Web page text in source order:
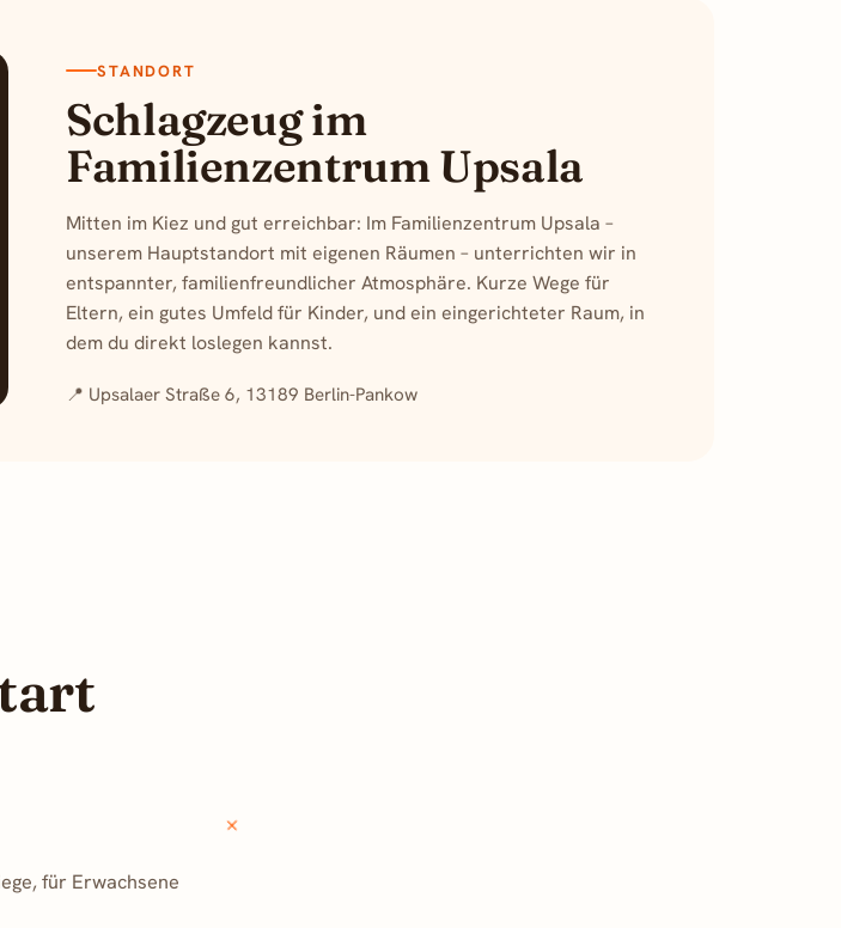
STANDORT
Schlagzeug im
Familienzentrum Upsala
Mitten im Kiez und gut erreichbar: Im Familienzentrum Upsala –
unserem Hauptstandort mit eigenen Räumen – unterrichten wir in
entspannter, familienfreundlicher Atmosphäre. Kurze Wege für
Eltern, ein gutes Umfeld für Kinder, und ein eingerichteter Raum, in
dem du direkt loslegen kannst.
📍 Upsalaer Straße 6, 13189 Berlin-Pankow
für Erwachsene